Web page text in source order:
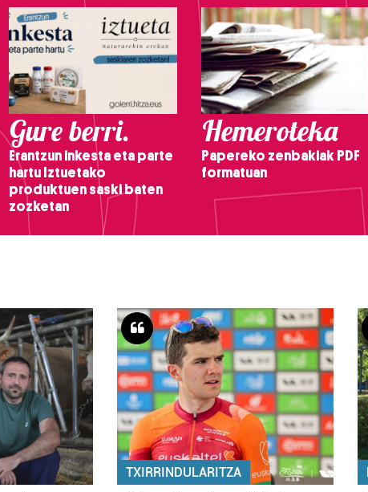
Gure berri.
Erantzun inkesta eta parte
hartu Iztuetako
produktuen saski baten
zozketan
Hemeroteka
Papereko zenbakiak PDF
formatuan
TXIRRINDULARITZA